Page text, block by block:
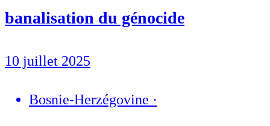
banalisation du génocide
10 juillet 2025
Bosnie-Herzégovine ·